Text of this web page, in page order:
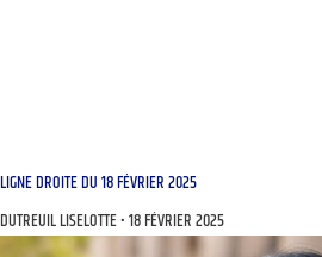
LIGNE DROITE DU 18 FÉVRIER 2025
DUTREUIL LISELOTTE 18 FÉVRIER 2025